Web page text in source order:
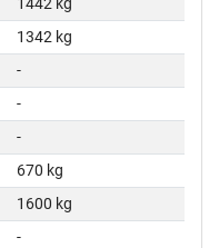
1442 kg
1342 kg
-
-
-
670 kg
1600 kg
-